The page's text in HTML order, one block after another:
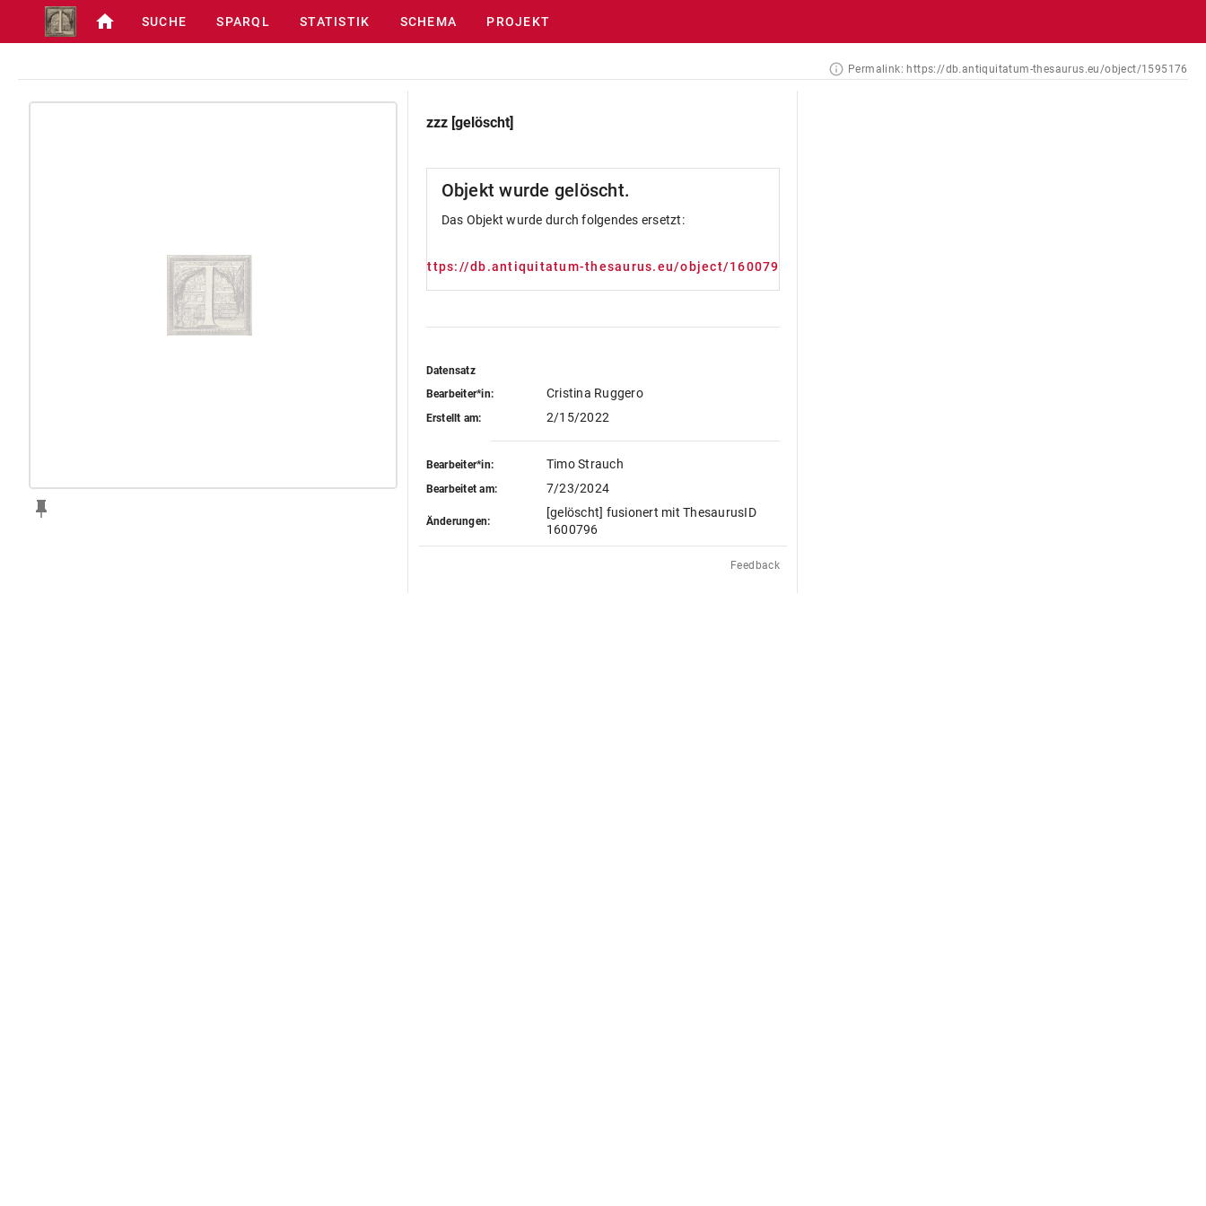
SUCHE SPARQL STATISTIK SCHEMA PROJEKT
Permalink: https://db.antiquitatum-thesaurus.eu/object/1595176
zzz [gelöscht]
Objekt wurde gelöscht.
Das Objekt wurde durch folgendes ersetzt:
https://db.antiquitatum-thesaurus.eu/object/1600796
Datensatz
Bearbeiter*in:
Cristina Ruggero
Erstellt am: 2/15/2022
Bearbeiter*in: Timo Strauch
Bearbeitet am: 7/23/2024
Änderungen:
[gelöscht] fusionert mit ThesaurusID
1600796
Feedback